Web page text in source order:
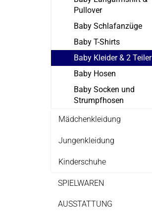
Pullover
Baby Schlafanzüge
Baby T-Shirts
Baby Kleider & 2 Teiler
Baby Hosen
Baby Socken und
Strumpfhosen
Mädchenkleidung
Jungenkleidung
Kinderschuhe
SPIELWAREN
AUSSTATTUNG